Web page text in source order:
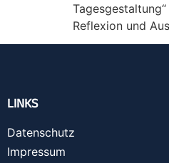
Reflexion und
LINKS
Datenschutz
Impressum